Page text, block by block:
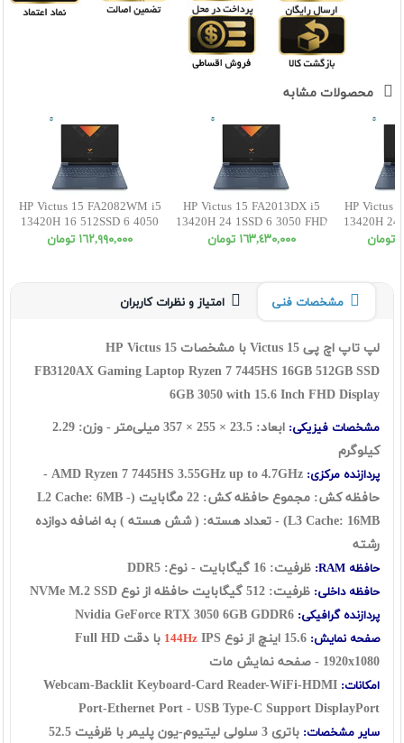
محصولات مشابه
HP Victus 15 FA2082WM i5
13420H 16 512SSD 6 4050
FHD
١٦٢,٩٩٠,٠٠٠ تومان
HP Victus 15 FA2013DX i5
13420H 24 1SSD 6 3050 FHD
١٦٣,٤٣٠,٠٠٠ تومان
HP Victus
13420H 24
مشخصات فنی امتیاز و نظرات کاربران
لپ تاپ اچ پی Victus 15 با مشخصات HP Victus 15
FB3120AX Gaming Laptop Ryzen 7 7445HS 16GB 512GB SSD
6GB 3050 with 15.6 Inch FHD Display
مشخصات فیزیکی:
ابعاد: 23.5 × 255 × 357 میلی‌متر - وزن: 2.29
کیلوگرم
پردازنده مرکزی:
حافظه کش: مجموع حافظه کش: 22 مگابایت (L2 Cache: 6MB -
L3 Cache: 16MB) - تعداد هسته: ( شش هسته ) به اضافه دوازده
رشته
حافظه RAM: ظرفیت: 16 گیگابایت - نوع: DDR5
حافظه داخلی: ظرفیت: 512 گیگابایت حافظه از نوع NVMe M.2 SSD
پردازنده گرافیکی:
صفحه نمایش: 144Hz
IPS با دقت Full HD
1920x1080 - صفحه نمایش مات
امکانات: Webcam-Backlit Keyboard-Card Reader-WiFi-HDMI
Port-Ethernet Port - USB Type-C Support DisplayPort
سایر مشخصات:
باتری 3 سلولی لیتیوم-یون پلیمر با ظرفیت 52.5